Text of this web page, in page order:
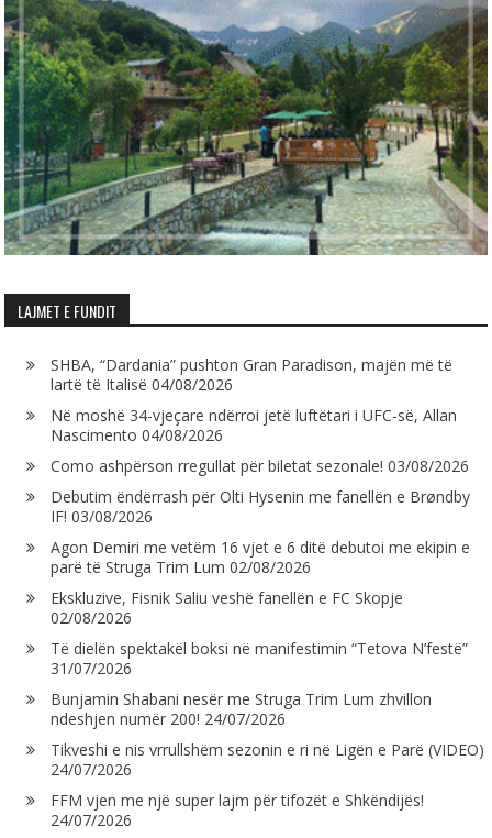
LAJMET E FUNDIT
SHBA, “Dardania” pushton Gran Paradison, majën më të
lartë të Italisë 04/08/2026
Në moshë 34-vjeçare ndërroi jetë luftëtari i UFC-së, Allan
Nascimento 04/08/2026
Como ashpërson rregullat për biletat sezonale! 03/08/2026
Debutim ëndërrash për Olti Hysenin me fanellën e Brøndby
IF! 03/08/2026
Agon Demiri me vetëm 16 vjet e 6 ditë debutoi me ekipin e
parë të Struga Trim Lum 02/08/2026
Ekskluzive, Fisnik Saliu veshë fanellën e FC Skopje
02/08/2026
Të dielën spektakël boksi në manifestimin “Tetova N’festë”
31/07/2026
Bunjamin Shabani nesër me Struga Trim Lum zhvillon
ndeshjen numër 200! 24/07/2026
Tikveshi e nis vrrullshëm sezonin e ri në Ligën e Parë (VIDEO)
24/07/2026
FFM vjen me një super lajm për tifozët e Shkëndijës!
24/07/2026